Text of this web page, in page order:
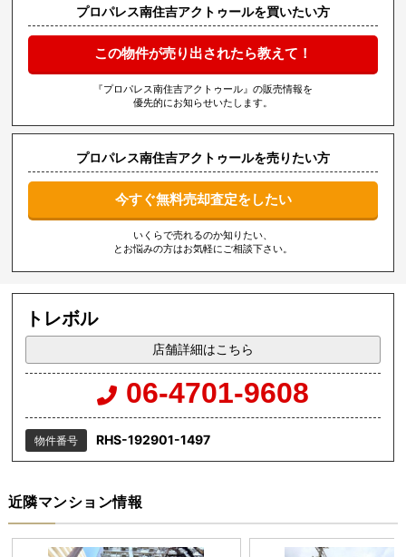
プロパレス南住吉アクトゥールを買いたい方
この物件が売り出されたら教えて！
『プロパレス南住吉アクトゥール』の販売情報を
優先的にお知らせいたします。
プロパレス南住吉アクトゥールを売りたい方
今すぐ無料売却査定をしたい
いくらで売れるのか知りたい、
とお悩みの方はお気軽にご相談下さい。
トレボル
店舗詳細はこちら
06-4701-9608
物件番号 RHS-192901-1497
近隣マンション情報